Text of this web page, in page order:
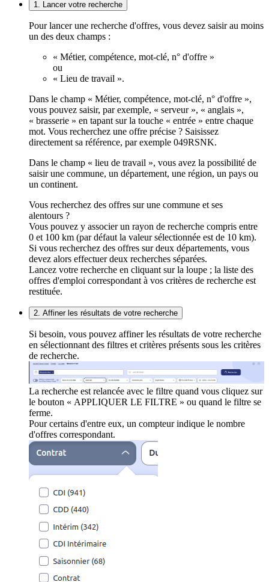
1. Lancer votre recherche
Pour lancer une recherche d'offres, vous devez saisir au moins
un des deux champs :
« Métier, compétence, mot-clé, n° d'offre »
ou
« Lieu de travail ».
Dans le champ « Métier, compétence, mot-clé, n° d'offre »,
vous pouvez saisir, par exemple, « serveur », « anglais »,
« brasserie » en tapant sur la touche « entrée » entre chaque
mot. Vous recherchez une offre précise ? Saisissez
directement sa référence, par exemple 049RSNK.
Dans le champ « lieu de travail », vous avez la possibilité de
saisir une commune, un département, une région, un pays ou
un continent.
Vous recherchez des offres sur une commune et ses
alentours ?
Vous pouvez y associer un rayon de recherche compris entre
0 et 100 km (par défaut la valeur sélectionnée est de 10 km).
Si vous recherchez des offres sur deux départements, vous
devez alors effectuer deux recherches séparées.
Lancez votre recherche en cliquant sur la loupe ; la liste des
offres d'emploi correspondant à vos critères de recherche est
restituée.
2. Affiner les résultats de votre recherche
Si besoin, vous pouvez affiner les résultats de votre recherche
en sélectionnant des filtres et critères présents sous les critères
de recherche.
La recherche est relancée avec le filtre quand vous cliquez sur
le bouton « APPLIQUER LE FILTRE » ou quand le filtre se
ferme.
Pour certains d'entre eux, un compteur indique le nombre
d'offres correspondant.